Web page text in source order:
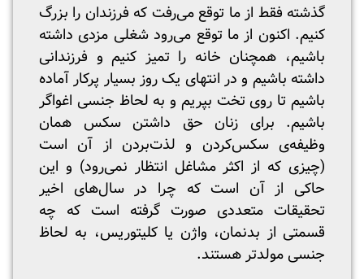
گذشته فقط از ما توقع می‌رفت که فرزندان را بزرگ
کنیم. اکنون از ما توقع می‌رود شغلی مزدی داشته
باشیم، همچنان خانه را تمیز کنیم و فرزندانی
داشته باشیم و در انتهای یک روز بسیار پرکار آماده
باشیم تا روی تخت بپریم و به لحاظ جنسی اغواگر
باشیم. برای زنان حق داشتن سکس همان
وظیفه‌ی سکس‌کردن و لذت‌بردن از آن است
(چیزی که از اکثر مشاغل انتظار نمی‌رود) و این
حاکی از آن است که چرا در سال‌های اخیر
تحقیقات متعددی صورت گرفته است که چه
قسمتی از بدنمان، واژن یا کلیتوریس، به لحاظ
جنسی مولدتر هستند.